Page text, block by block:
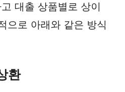
대출 상품별로 상이
으로 아래와 같은 방식
환